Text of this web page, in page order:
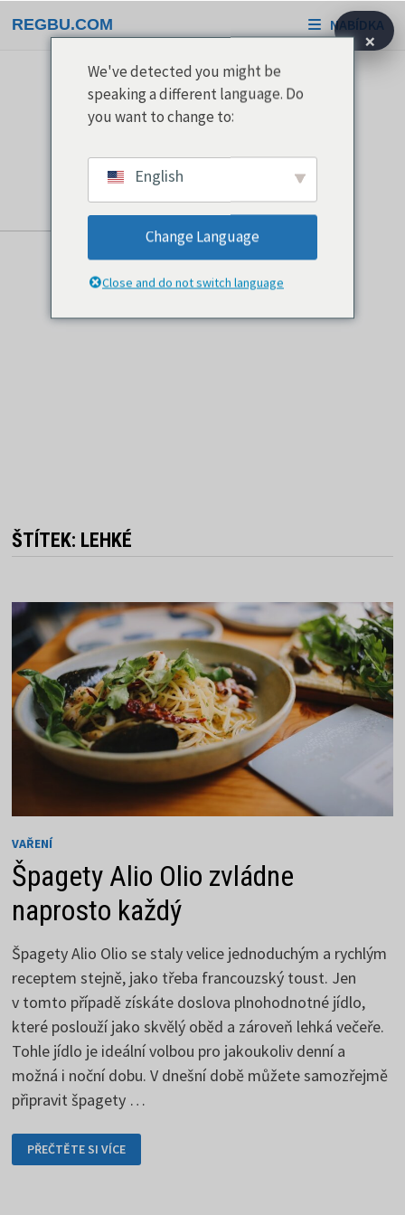
na
REGBU.COM NABÍDKA
ŠTÍTEK: LEHKÉ
VAŘENÍ
Špagety Alio Olio zvládne
naprosto každý
Špagety Alio Olio se staly velice jednoduchým a rychlým
receptem stejně, jako třeba francouzský toust. Jen
v tomto případě získáte doslova plnohodnotné jídlo,
které poslouží jako skvělý oběd a zároveň lehká večeře.
Tohle jídlo je ideální volbou pro jakoukoliv denní a
možná i noční dobu. V dnešní době můžete samozřejmě
připravit špagety …
ŠPAGETY
ALIO
OLIO
PŘEČTĚTE SI VÍCE
×
We've detected you might be
speaking a different language. Do
you want to change to:
English
Change Language
Close and do not switch language